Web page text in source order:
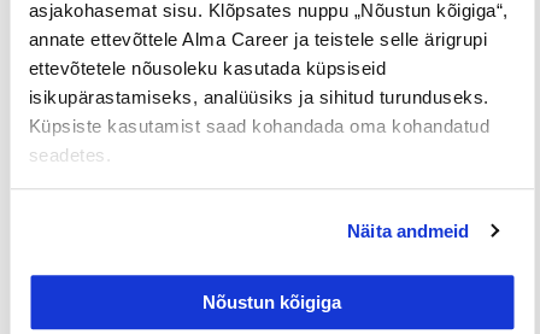
asjakohasemat sisu. Klõpsates nuppu „Nõustun kõigiga“,
annate ettevõttele Alma Career ja teistele selle ärigrupi
ettevõtetele nõusoleku kasutada küpsiseid
isikupärastamiseks, analüüsiks ja sihitud turunduseks.
Küpsiste kasutamist saad kohandada oma kohandatud
seadetes.
Näita andmeid
Nõustun kõigiga
Jaga postitust
Prev
JÄRGMINE